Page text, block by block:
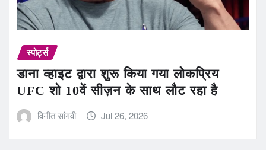
स्पोर्ट्स
डाना व्हाइट द्वारा शुरू किया गया लोकप्रिय
UFC शो 10वें सीज़न के साथ लौट रहा है
विनीत सांगवी Jul 26, 2026